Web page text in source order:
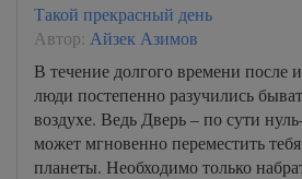
Такой прекрасный день
Автор: Айзек Азимов
В течение долгого времени после
люди постепенно разучились
воздухе. Ведь Дверь – по сути
может мгновенно переместить
планеты. Необходимо только